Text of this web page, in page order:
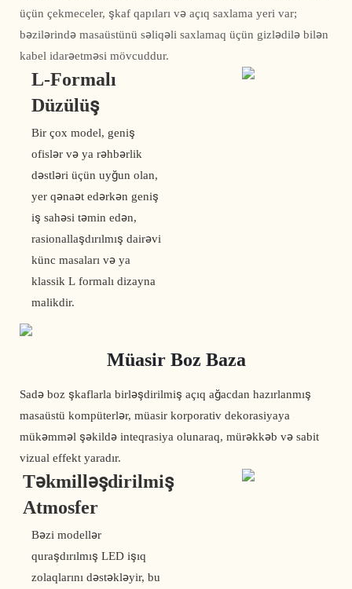
üçün çekmeceler, şkaf qapıları və açıq saxlama yeri var;
bəzilərində masaüstünü səliqəli saxlamaq üçün gizlədilə bilən
kabel idarəetməsi mövcuddur.
L-Formalı
Düzülüş
Bir çox model, geniş
ofislər və ya rəhbərlik
dəstləri üçün uyğun olan,
yer qənaət edərkən geniş
iş sahəsi təmin edən,
rasionallaşdırılmış dairəvi
künc masaları və ya
klassik L formalı dizayna
malikdir.
Müasir Boz Baza
Sadə boz şkaflarla birləşdirilmiş açıq ağacdan hazırlanmış
masaüstü kompüterlər, müasir korporativ dekorasiyaya
mükəmməl şəkildə inteqrasiya olunaraq, mürəkkəb və sabit
vizual effekt yaradır.
Təkmilləşdirilmiş
Atmosfer
Bəzi modellər
quraşdırılmış LED işıq
zolaqlarını dəstəkləyir, bu